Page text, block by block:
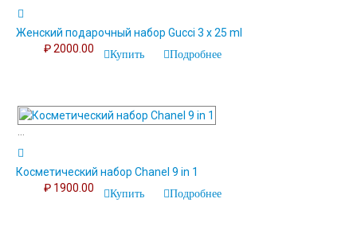
Женский подарочный набор Gucci 3 х 25 ml
₽ 2000.00
Купить Подробнее
...
Косметический набор Chanel 9 in 1
₽ 1900.00
Купить Подробнее